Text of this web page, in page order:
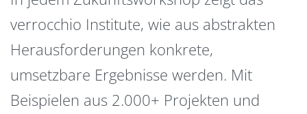
verrocchio Institute, wie aus abstrakten
Herausforderungen konkrete,
umsetzbare Ergebnisse werden. Mit
Beispielen aus 2.000+ Projekten und